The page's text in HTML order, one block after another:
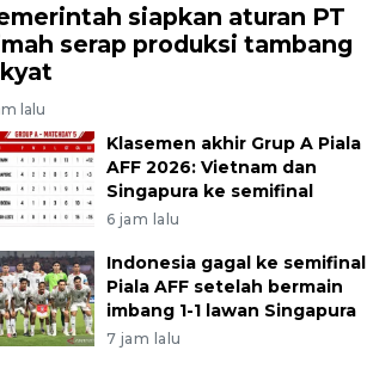
siapkan aturan PT
serap produksi tambang
lalu
Klasemen akhir Grup A Piala
AFF 2026: Vietnam dan
Singapura ke semifinal
6 jam lalu
Indonesia gagal ke semifinal
Piala AFF setelah bermain
imbang 1-1 lawan Singapura
7 jam lalu